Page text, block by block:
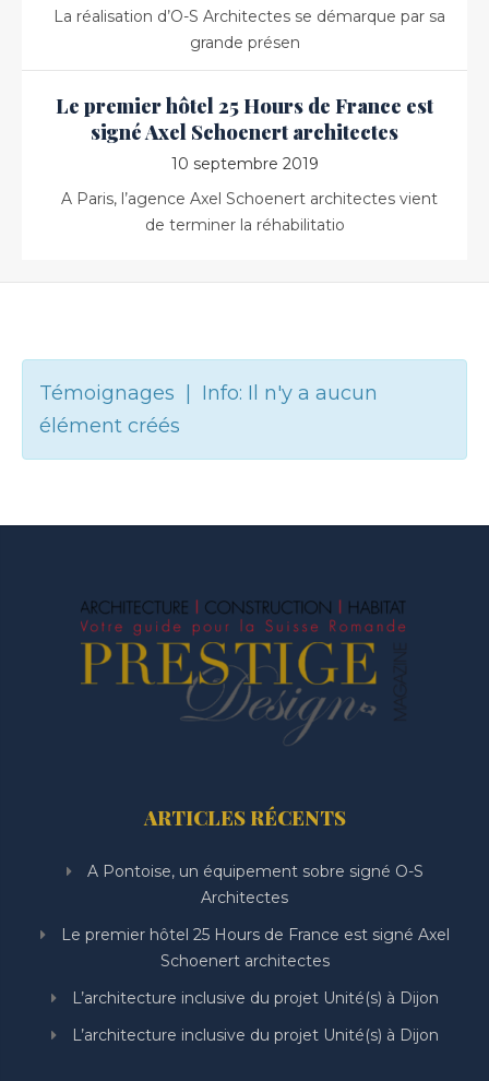
La réalisation d’O-S Architectes se démarque par sa
grande présen
Le premier hôtel 25 Hours de France est
signé Axel Schoenert architectes
10 septembre 2019
A Paris, l’agence Axel Schoenert architectes vient
de terminer la réhabilitatio
Témoignages | Info: Il n'y a aucun
élément créés
ARTICLES RÉCENTS
A Pontoise, un équipement sobre signé O-S
Architectes
Le premier hôtel 25 Hours de France est signé Axel
Schoenert architectes
L’architecture inclusive du projet Unité(s) à Dijon
L’architecture inclusive du projet Unité(s) à Dijon